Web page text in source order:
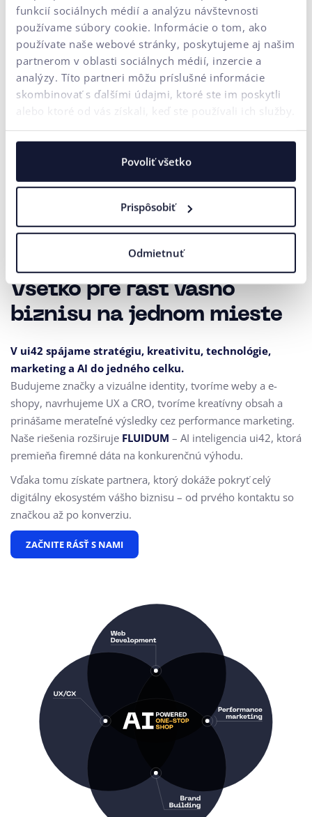
funkcií sociálnych médií a analýzu návštevnosti
používame súbory cookie. Informácie o tom, ako
používate naše webové stránky, poskytujeme aj našim
partnerom v oblasti sociálnych médií, inzercie a
analýzy. Títo partneri môžu príslušné informácie
skombinovať s ďalšími údajmi, ktoré ste im poskytli
alebo ktoré od vás získali, keď ste používali ich služby.
Povoliť všetko
Prispôsobiť
Odmietnuť
Vaša správa*
Súhlasím
so
spracovaním osobných
údajov
na účely marketingovej
komunikácie.
Naša agentúra sa riadi pravidlami a princípmiFérového tendra.
Všetko pre rast vášho
biznisu na jednom mieste
V ui42 spájame stratégiu, kreativitu, technológie,
marketing a AI do jedného celku.
Budujeme značky a vizuálne identity, tvoríme weby a e-
shopy, navrhujeme UX a CRO, tvoríme kreatívny obsah a
prinášame merateľné výsledky cez performance marketing.
Naše riešenia rozširuje FLUIDUM – AI inteligencia ui42, ktorá
premieňa firemné dáta na konkurenčnú výhodu.
Vďaka tomu získate partnera, ktorý dokáže pokryť celý
digitálny ekosystém vášho biznisu – od prvého kontaktu so
značkou až po konverziu.
ZAČNITE RÁSŤ S NAMI